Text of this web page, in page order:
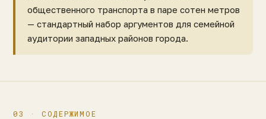
общественного транспорта в паре сотен метров
— стандартный набор аргументов для семейной
аудитории западных районов города.
03 · СОДЕРЖИМОЕ